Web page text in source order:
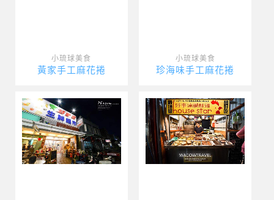
小琉球美食
黃家手工麻花捲
小琉球美食
珍海味手工麻花捲